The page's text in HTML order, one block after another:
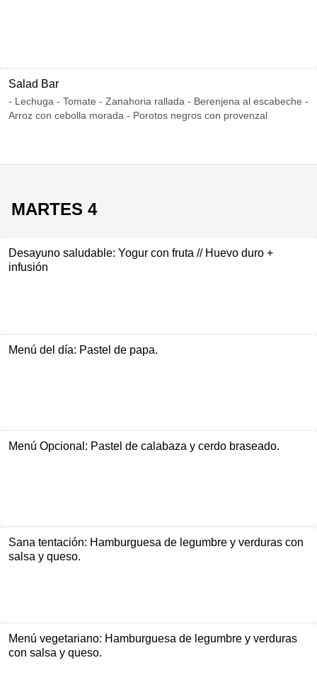
Salad Bar
- Lechuga - Tomate - Zanahoria rallada - Berenjena al escabeche -
Arroz con cebolla morada - Porotos negros con provenzal
MARTES 4
Desayuno saludable: Yogur con fruta // Huevo duro +
infusión
Menú del día: Pastel de papa.
Menú Opcional: Pastel de calabaza y cerdo braseado.
Sana tentación: Hamburguesa de legumbre y verduras con
salsa y queso.
Menú vegetariano: Hamburguesa de legumbre y verduras
con salsa y queso.